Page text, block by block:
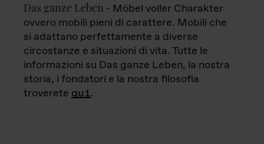
Das ganze Leben - Möbel voller Charakter
ovvero mobili pieni di carattere. Mobili che
si adattano perfettamente a diverse
circostanze e situazioni di vita. Tutte le
informazioni su Das ganze Leben, la nostra
storia, i fondatori e la nostra filosofia
troverete qui.